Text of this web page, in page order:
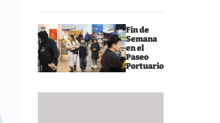
Fin de
Semana
en el
Paseo
Portuario